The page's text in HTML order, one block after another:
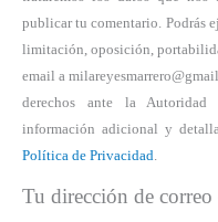
publicar tu comentario. Podrás
limitación, oposición,
email a
derechos ante la Autoridad
información adicional y
Política de Privacidad.
Tu dirección de